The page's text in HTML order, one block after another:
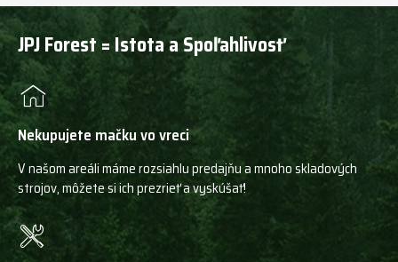
JPJ Forest = Istota a Spoľahlivosť
Nekupujete mačku vo vreci
V našom areáli máme rozsiahlu predajňu a mnoho skladových
strojov, môžete si ich prezrieť a vyskúšať!